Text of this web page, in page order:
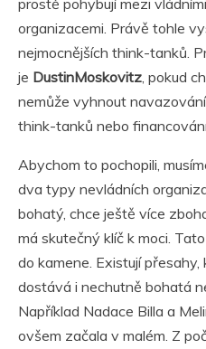
prostě pohybují mezi
organizacemi. Právě tohle
nejmocnějších think-tanků.
je DustinMoskovitz, pokud
nemůže vyhnout
think-tanků nebo
Abychom to pochopili,
dva typy nevládních
bohatý, chce ještě více
má skutečný klíč k moci.
do kamene. Existují přesahy,
dostává i nechutně bohatá
Například Nadace Billa a
ovšem začala v malém. Z